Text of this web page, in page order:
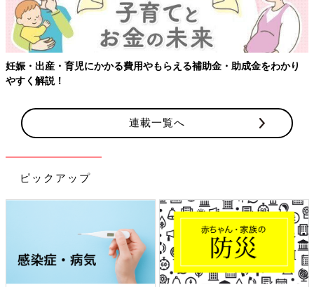
妊娠・出産・育児にかかる費用やもらえる補助金・助成金をわかり
やすく解説！
連載一覧へ
ピックアップ